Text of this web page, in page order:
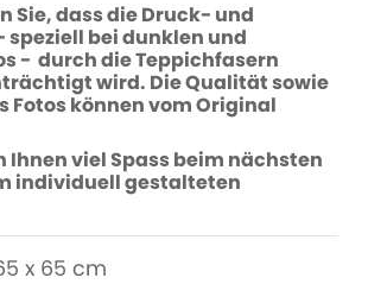
Sie, dass die Druck- und
bei dunklen und
- durch die Teppichfasern
wird. Die Qualität sowie
Fotos können vom Original
Ihnen viel Spass beim nächsten
individuell gestalteten
x 65 cm